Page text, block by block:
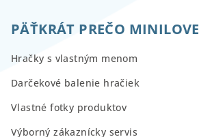
PÄŤKRÁT PREČO MINILOVE
Hračky s vlastným menom
Darčekové balenie hračiek
Vlastné fotky produktov
Výborný zákaznícky servis